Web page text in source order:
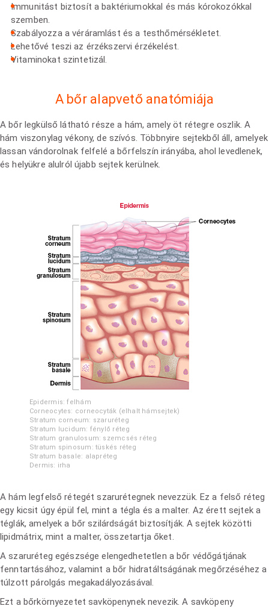
Immunitást biztosít a baktériumokkal és más kórokozókkal
szemben.
Szabályozza a véráramlást és a testhőmérsékletet.
Lehetővé teszi az érzékszervi érzékelést.
Vitaminokat szintetizál.
A bőr alapvető anatómiája
A bőr legkülső látható része a hám, amely öt rétegre oszlik. A
hám viszonylag vékony, de szívós. Többnyire sejtekből áll, amelyek
lassan vándorolnak felfelé a bőrfelszín irányába, ahol levedlenek,
és helyükre alulról újabb sejtek kerülnek.
Epidermis: felhám
Corneocytes: corneocyták (elhalt hámsejtek)
Stratum corneum: szaruréteg
Stratum lucidum: fénylő réteg
Stratum granulosum: szemcsés réteg
Stratum spinosum: tüskés réteg
Stratum basale: alapréteg
Dermis: irha
A hám legfelső rétegét szarurétegnek nevezzük. Ez a felső réteg
egy kicsit úgy épül fel, mint a tégla és a malter. Az érett sejtek a
téglák, amelyek a bőr szilárdságát biztosítják. A sejtek közötti
lipidmátrix, mint a malter, összetartja őket.
A szaruréteg egészsége elengedhetetlen a bőr védőgátjának
fenntartásához, valamint a bőr hidratáltságának megőrzéséhez a
túlzott párolgás megakadályozásával.
Ezt a bőrkörnyezetet savköpenynek nevezik. A savköpeny